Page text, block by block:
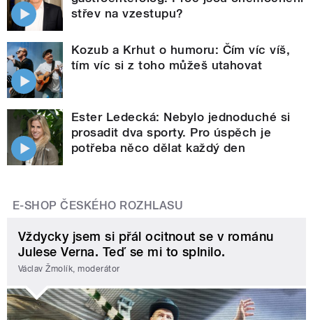
střev na vzestupu?
Kozub a Krhut o humoru: Čím víc víš,
tím víc si z toho můžeš utahovat
Ester Ledecká: Nebylo jednoduché si
prosadit dva sporty. Pro úspěch je
potřeba něco dělat každý den
E-SHOP ČESKÉHO ROZHLASU
Vždycky jsem si přál ocitnout se v románu
Julese Verna. Teď se mi to splnilo.
Václav Žmolík, moderátor